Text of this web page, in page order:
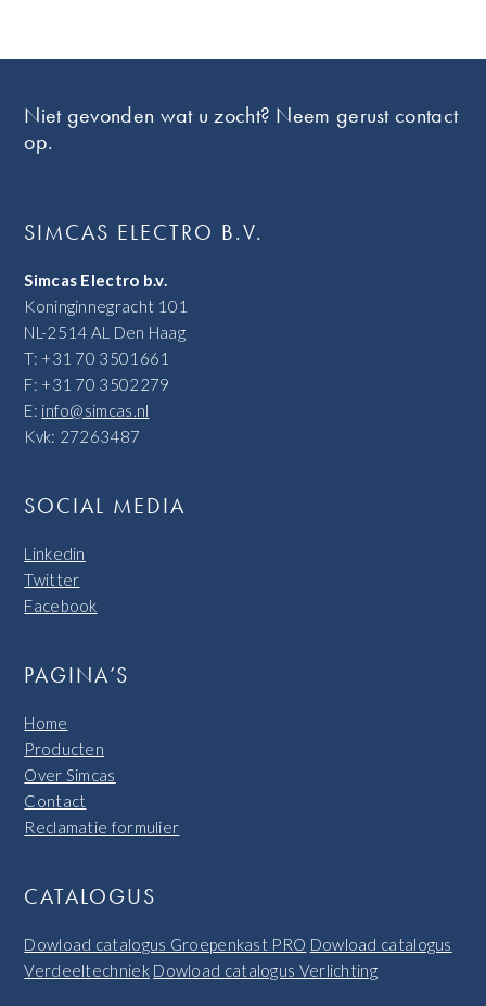
Niet gevonden wat u zocht? Neem gerust contact
op.
SIMCAS ELECTRO B.V.
Simcas Electro b.v.
Koninginnegracht 101
NL-2514 AL Den Haag
T: +31 70 3501661
F: +31 70 3502279
E: info@simcas.nl
Kvk: 27263487
SOCIAL MEDIA
Linkedin
Twitter
Facebook
PAGINA’S
Home
Producten
Over Simcas
Contact
Reclamatie formulier
CATALOGUS
Dowload catalogus Groepenkast PRO Dowload catalogus
Verdeeltechniek Dowload catalogus Verlichting